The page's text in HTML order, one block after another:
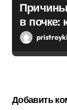
в почке:
Добавить